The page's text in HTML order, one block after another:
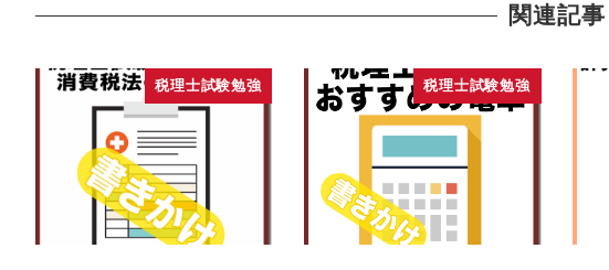
関連記事
税理士試験勉強 税理士試験勉強